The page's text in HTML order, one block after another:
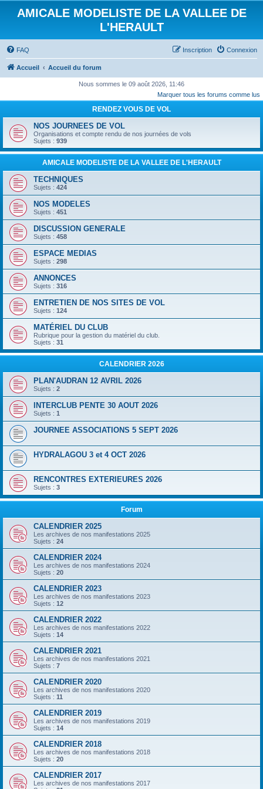
AMICALE MODELISTE DE LA VALLEE DE
L'HERAULT
FAQ Connexion
Inscription
Accueil Accueil du forum
Nous sommes le 09 août 2026, 11:46
Marquer tous les forums comme lus
RENDEZ VOUS DE VOL
NOS JOURNEES DE VOL
Organisations et compte rendu de nos journées de vols
Sujets : 939
AMICALE MODELISTE DE LA VALLEE DE L'HERAULT
TECHNIQUES
Sujets : 424
NOS MODELES
Sujets : 451
DISCUSSION GENERALE
Sujets : 458
ESPACE MEDIAS
Sujets : 298
ANNONCES
Sujets : 316
ENTRETIEN DE NOS SITES DE VOL
Sujets : 124
MATÉRIEL DU CLUB
Rubrique pour la gestion du matériel du club.
Sujets : 31
CALENDRIER 2026
PLAN'AUDRAN 12 AVRIL 2026
Sujets : 2
INTERCLUB PENTE 30 AOUT 2026
Sujets : 1
JOURNEE ASSOCIATIONS 5 SEPT 2026
HYDRALAGOU 3 et 4 OCT 2026
RENCONTRES EXTERIEURES 2026
Sujets : 3
Forum
CALENDRIER 2025
Les archives de nos manifestations 2025
Sujets : 24
CALENDRIER 2024
Les archives de nos manifestations 2024
Sujets : 20
CALENDRIER 2023
Les archives de nos manifestations 2023
Sujets : 12
CALENDRIER 2022
Les archives de nos manifestations 2022
Sujets : 14
CALENDRIER 2021
Les archives de nos manifestations 2021
Sujets : 7
CALENDRIER 2020
Les archives de nos manifestations 2020
Sujets : 11
CALENDRIER 2019
Les archives de nos manifestations 2019
Sujets : 14
CALENDRIER 2018
Les archives de nos manifestations 2018
Sujets : 20
CALENDRIER 2017
Les archives de nos manifestations 2017